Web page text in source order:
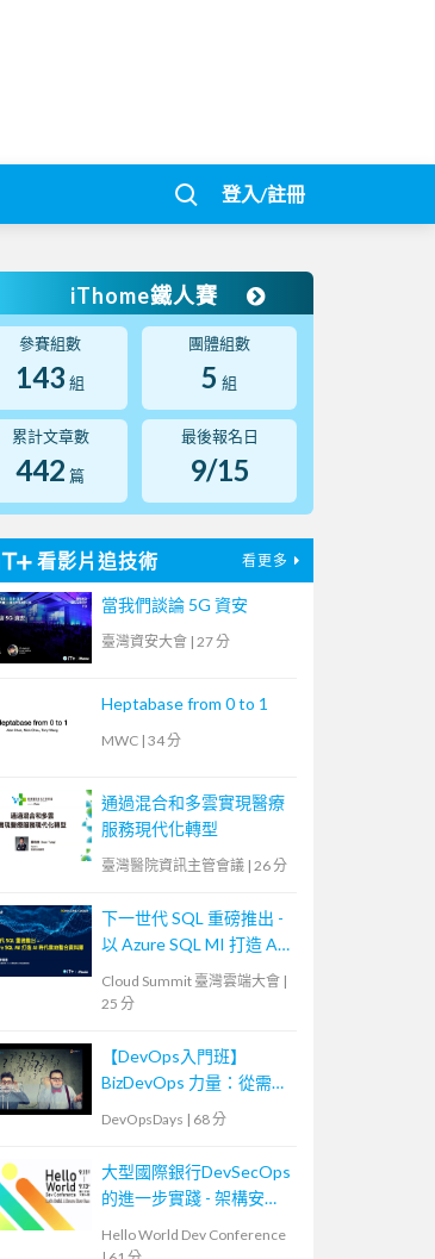
登入/註冊
iThome鐵人賽
參賽組數
143 組
團體組數
5 組
累計文章數
442 篇
最後報名日
9/15
看影片追技術 看更多
當我們談論 5G 資安
臺灣資安大會 | 27 分
Heptabase from 0 to 1
MWC | 34 分
通過混合和多雲實現醫療
服務現代化轉型
臺灣醫院資訊主管會議 | 26 分
下一世代 SQL 重磅推出 -
以 Azure SQL MI 打造 AI
時代雲地整合資料庫
Cloud Summit 臺灣雲端大會 |
25 分
【DevOps入門班】
BizDevOps 力量：從需求
轉換到團隊內外溝通
DevOpsDays | 68 分
大型國際銀行DevSecOps
的進一步實踐 - 架構安全
Hello World Dev Conference